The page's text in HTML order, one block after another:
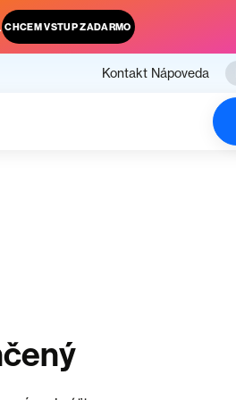
CHCEM VSTUP ZADARMO
Kontakt Nápoveda